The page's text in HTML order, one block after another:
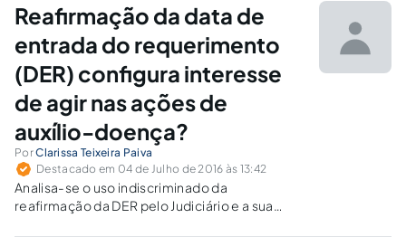
Reafirmação da data de
entrada do requerimento
(DER) configura interesse
de agir nas ações de
auxílio-doença?
PorClarissa Teixeira Paiva
Destacado em 04 de Julho de 2016 às 13:42
Analisa-se o uso indiscriminado da
reafirmação da DER pelo Judiciário e a sua